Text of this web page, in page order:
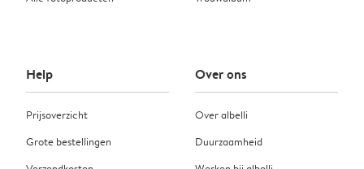
Help
Prijsoverzicht
Grote bestellingen
Over ons
Over albelli
Duurzaamheid